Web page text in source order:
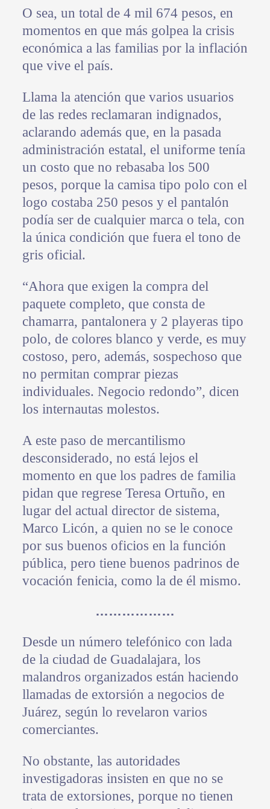
O sea, un total de 4 mil 674 pesos, en
momentos en que más golpea la crisis
económica a las familias por la inflación
que vive el país.
Llama la atención que varios usuarios
de las redes reclamaran indignados,
aclarando además que, en la pasada
administración estatal, el uniforme tenía
un costo que no rebasaba los 500
pesos, porque la camisa tipo polo con el
logo costaba 250 pesos y el pantalón
podía ser de cualquier marca o tela, con
la única condición que fuera el tono de
gris oficial.
“Ahora que exigen la compra del
paquete completo, que consta de
chamarra, pantalonera y 2 playeras tipo
polo, de colores blanco y verde, es muy
costoso, pero, además, sospechoso que
no permitan comprar piezas
individuales. Negocio redondo”, dicen
los internautas molestos.
A este paso de mercantilismo
desconsiderado, no está lejos el
momento en que los padres de familia
pidan que regrese Teresa Ortuño, en
lugar del actual director de sistema,
Marco Licón, a quien no se le conoce
por sus buenos oficios en la función
pública, pero tiene buenos padrinos de
vocación fenicia, como la de él mismo.
………………
Desde un número telefónico con lada
de la ciudad de Guadalajara, los
malandros organizados están haciendo
llamadas de extorsión a negocios de
Juárez, según lo revelaron varios
comerciantes.
No obstante, las autoridades
investigadoras insisten en que no se
trata de extorsiones, porque no tienen